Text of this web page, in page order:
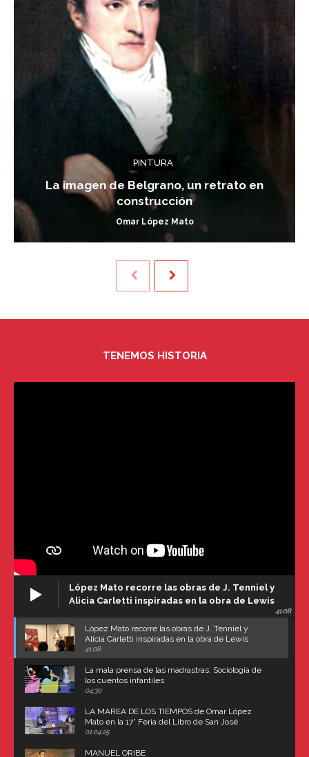
PINTURA
La imagen de Belgrano, un retrato en
construcción
Omar López Mato
TENEMOS HISTORIA
López Mato recorre las obras de J. Tenniel y
Alicia Carletti inspiradas en la obra de Lewis
41:08
López Mato recorre las obras de J. Tenniel y
Alicia Carletti inspiradas en la obra de Lewis
Carroll
41:08
La mala prensa de las madrastras: Sociología de
los cuentos infantiles
04:30
LA MAREA DE LOS TIEMPOS de Omar López
Mato en la 17° Feria del Libro de San José
(Uruguay)
01:04:25
MANUEL ORIBE